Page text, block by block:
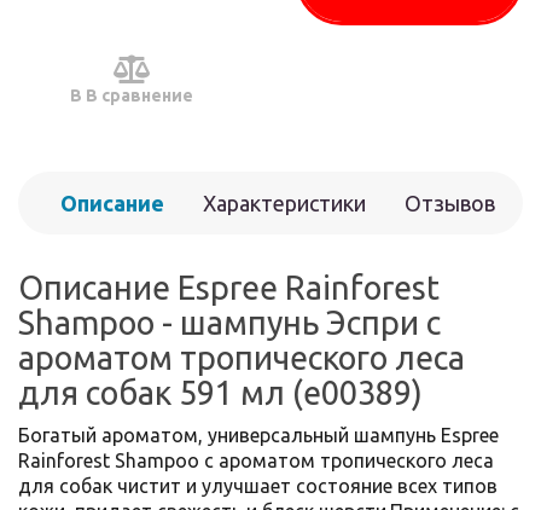
В В сравнение
Описание Характеристики Отзывов
Описание Espree Rainforest
Shampoo - шампунь Эспри с
ароматом тропического леса
для собак 591 мл (e00389)
Богатый ароматом, универсальный шампунь Espree
Rainforest Shampoo с ароматом тропического леса
для собак чистит и улучшает состояние всех типов